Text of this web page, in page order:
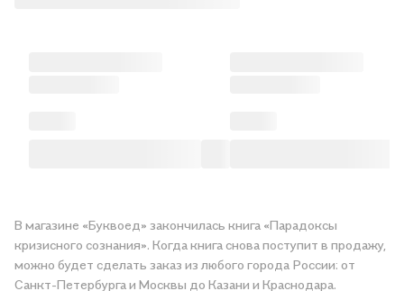
В магазине «Буквоед» закончилась книга «Парадоксы
кризисного сознания». Когда книга снова поступит в продажу,
можно будет сделать заказ из любого города России: от
Санкт-Петербурга и Москвы до Казани и Краснодара.